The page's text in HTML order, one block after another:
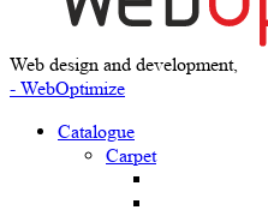
Web design and development,
- WebOptimize
Catalogue
Carpet